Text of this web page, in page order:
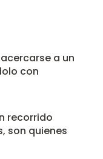
a un
con
recorrido
son quienes